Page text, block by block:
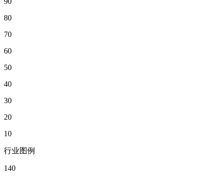
80
70
60
50
40
30
20
10
行业图例
140